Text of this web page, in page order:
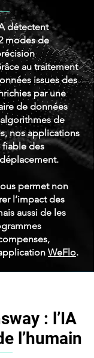
détectent
modes de
au traitement
issues des
par une
de données
de
nos applications
fiable des
permet non
l’impact des
aussi de les
WeFlo.
: l’IA
l’humain